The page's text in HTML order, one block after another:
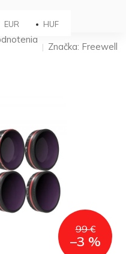
EUR HUF
Značka: Freewell
99 €
–3 %